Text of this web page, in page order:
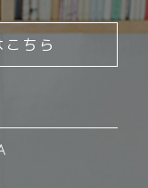
ちら